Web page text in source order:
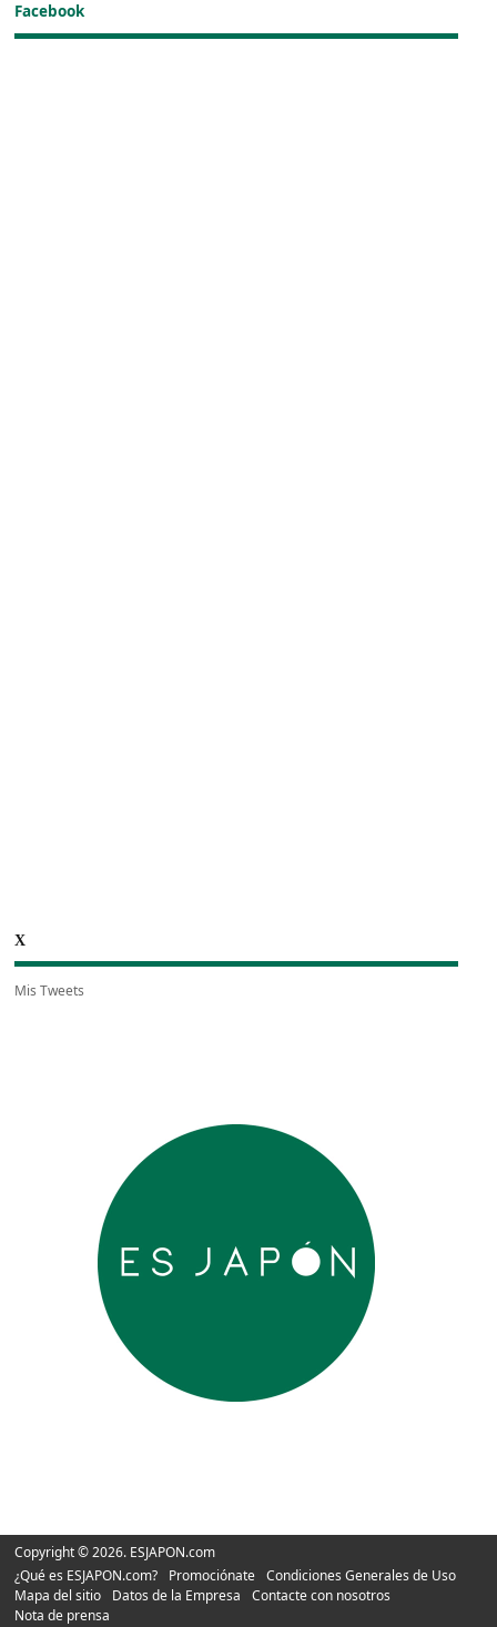
Facebook
X
Mis Tweets
Copyright © 2026. ESJAPON.com
¿Qué es ESJAPON.com?
Promociónate
Condiciones Generales de Uso
Mapa del sitio
Datos de la Empresa
Contacte con nosotros
Nota de prensa